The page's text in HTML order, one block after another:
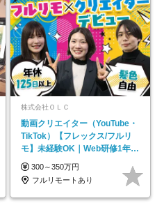
株式会社ＯＬＣ
動画クリエイター（YouTube・
TikTok）【フレックス/フルリ
モ】未経験OK｜Web研修1年間
｜副業OK
300～350万円
フルリモートあり